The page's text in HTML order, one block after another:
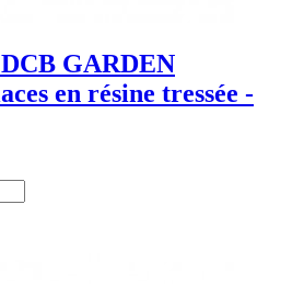
GARDEN
en résine tressée -